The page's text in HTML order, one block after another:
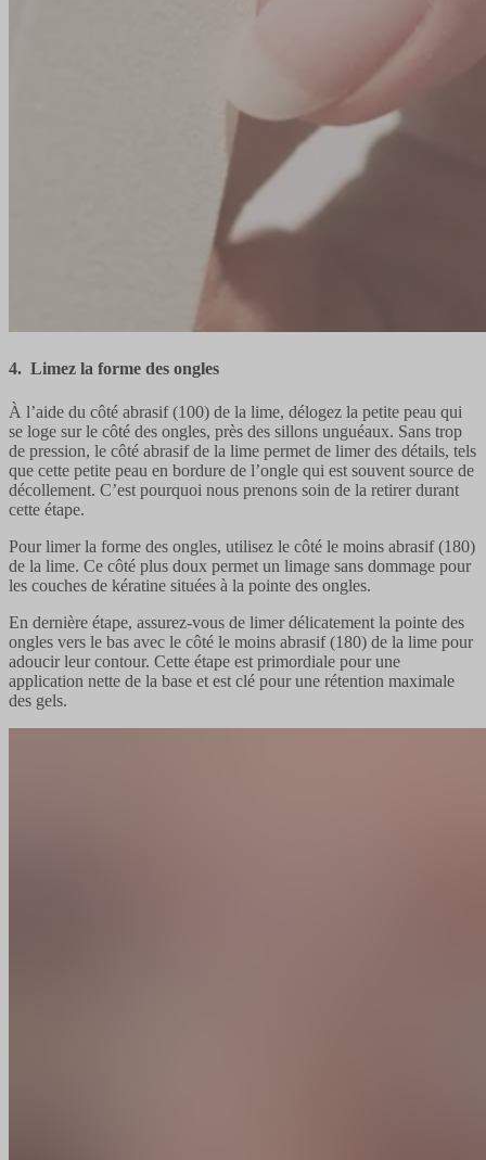
4. Limez la forme des ongles
À l’aide du côté abrasif (100) de la lime, délogez la petite peau qui
se loge sur le côté des ongles, près des sillons unguéaux. Sans trop
de pression, le côté abrasif de la lime permet de limer des détails, tels
que cette petite peau en bordure de l’ongle qui est souvent source de
décollement. C’est pourquoi nous prenons soin de la retirer durant
cette étape.
Pour limer la forme des ongles, utilisez le côté le moins abrasif (180)
de la lime. Ce côté plus doux permet un limage sans dommage pour
les couches de kératine situées à la pointe des ongles.
En dernière étape, assurez-vous de limer délicatement la pointe des
ongles vers le bas avec le côté le moins abrasif (180) de la lime pour
adoucir leur contour. Cette étape est primordiale pour une
application nette de la base et est clé pour une rétention maximale
des gels.